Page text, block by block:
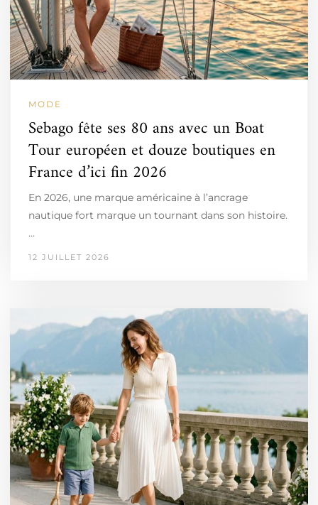
MODE
Sebago fête ses 80 ans avec un Boat
Tour européen et douze boutiques en
France d’ici fin 2026
En 2026, une marque américaine à l’ancrage
nautique fort marque un tournant dans son histoire.
…
12 JUILLET 2026